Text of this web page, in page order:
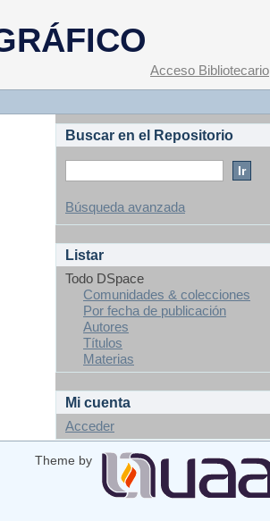
Acceso Bibliotecario
Buscar en el Repositorio
Búsqueda avanzada
Listar
Todo DSpace
Comunidades & colecciones
Por fecha de publicación
Autores
Títulos
Materias
Mi cuenta
Acceder
Theme by